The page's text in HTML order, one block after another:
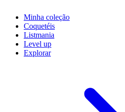
Minha coleção
Coquetéis
Listmania
Level up
Explorar